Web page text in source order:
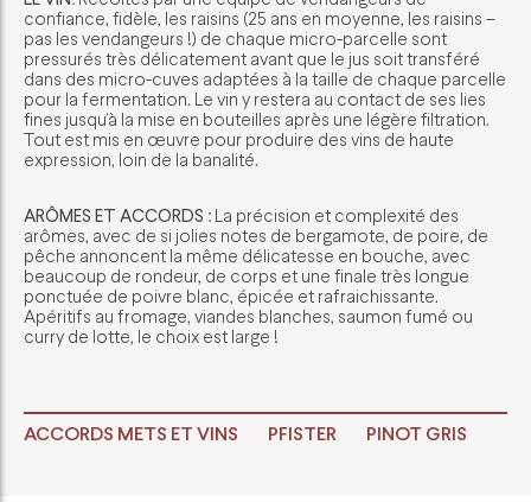
confiance, fidèle, les raisins (25 ans en moyenne, les raisins –
pas les vendangeurs !) de chaque micro-parcelle sont
pressurés très délicatement avant que le jus soit transféré
dans des micro-cuves adaptées à la taille de chaque parcelle
pour la fermentation. Le vin y restera au contact de ses lies
fines jusqu’à la mise en bouteilles après une légère filtration.
Tout est mis en œuvre pour produire des vins de haute
expression, loin de la banalité.
ARÔMES ET ACCORDS : La précision et complexité des
arômes, avec de si jolies notes de bergamote, de poire, de
pêche annoncent la même délicatesse en bouche, avec
beaucoup de rondeur, de corps et une finale très longue
ponctuée de poivre blanc, épicée et rafraichissante.
Apéritifs au fromage, viandes blanches, saumon fumé ou
curry de lotte, le choix est large !
ACCORDS METS ET VINS PFISTER PINOT GRIS